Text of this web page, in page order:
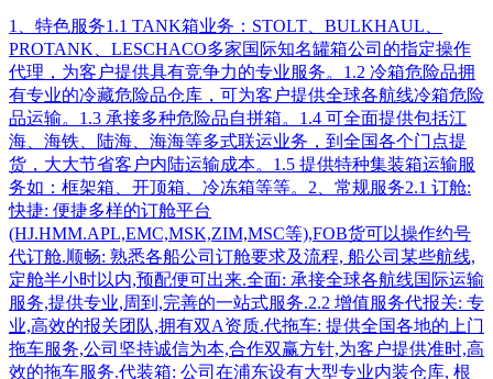
1、特色服务1.1 TANK箱业务：STOLT、BULKHAUL、
PROTANK、LESCHACO多家国际知名罐箱公司的指定操作
代理，为客户提供具有竞争力的专业服务。1.2 冷箱危险品拥
有专业的冷藏危险品仓库，可为客户提供全球各航线冷箱危险
品运输。1.3 承接多种危险品自拼箱。1.4 可全面提供包括江
海、海铁、陆海、海海等多式联运业务，到全国各个门点提
货，大大节省客户内陆运输成本。1.5 提供特种集装箱运输服
务如：框架箱、开顶箱、冷冻箱等等。2、常规服务2.1 订舱:
快捷: 便捷多样的订舱平台
(HJ.HMM.APL,EMC,MSK,ZIM,MSC等),FOB货可以操作约号
代订舱.顺畅: 熟悉各船公司订舱要求及流程, 船公司某些航线,
定舱半小时以内,预配便可出来.全面: 承接全球各航线国际运输
服务,提供专业,周到,完善的一站式服务.2.2 增值服务代报关: 专
业,高效的报关团队,拥有双A资质.代拖车: 提供全国各地的上门
拖车服务,公司坚持诚信为本,合作双赢方针,为客户提供准时,高
效的拖车服务.代装箱: 公司在浦东设有大型专业内装仓库, 根